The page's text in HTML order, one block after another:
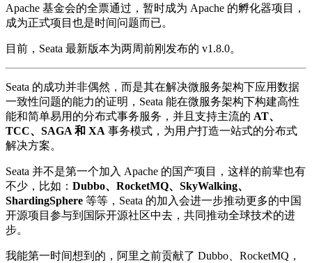
Apache 基金会的全票通过，暂时成为 Apache 的孵化器项目，
成为正式项目也是时间问题而已。
目前，Seata 最新版本为两周前刚发布的 v1.8.0。
Seata 的成功并非偶然，而是其在解决微服务架构下应用数据
一致性问题的能力的证明，Seata 能在微服务架构下构建高性
能和简单易用的分布式事务服务，并且支持主流的 AT、
TCC、SAGA 和 XA 事务模式，为用户打造一站式的分布式
解决方案。
Seata 并不是第一个加入 Apache 的国产项目，这样的前辈也有
不少，比如： Dubbo、RocketMQ、SkyWalking、
ShardingSphere 等等，Seata 的加入会进一步推动更多的中国
开源项目参与到国际开源社区中去，共同推动全球技术的进
步。
我能第一时间想到的，阿里之前贡献了 Dubbo、RocketMQ，